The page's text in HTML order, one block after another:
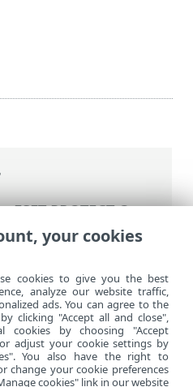
ESET PROTECT On-
Tabanı Sunucusu
> Veri Tabanı
your cookies
cookies to give you the best
analyze our website traffic,
ads. You can agree to the
clicking "Accept all and close",
cookies by choosing "Accept
adjust your cookie settings by
You also have the right to
change your cookie preferences
cookies" link in our website